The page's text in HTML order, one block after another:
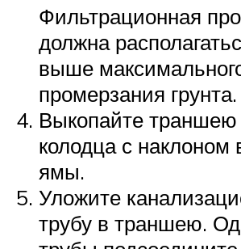
Фильтрационная
должна
выше
промерзания грунта.
Выкопайте траншею
колодца с наклоном
ямы.
Уложите
трубу в траншею.